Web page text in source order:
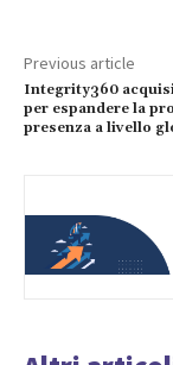
Previous article
Integrity360
per espandere la
presenza a livello